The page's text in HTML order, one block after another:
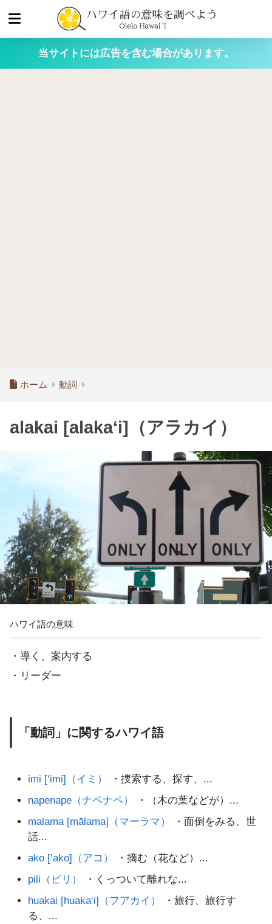
当サイトには広告を含む場合があります。
ホーム 動詞
alakai [alaka‘i]（アラカイ）
ハワイ語の意味
・導く、案内する
・リーダー
「動詞」に関するハワイ語
imi [‘imi]（イミ）
・捜索する、探す、...
napenape（ナペナペ）
・（木の葉などが）...
malama [mālama]（マーラマ）
・面倒をみる、世
話...
ako [‘ako]（アコ）
・摘む（花など）...
pili（ピリ）
・くっついて離れな...
huakai [huaka‘i]（フアカイ）
・旅行、旅行す
る、...